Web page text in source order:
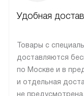
Удобная
Товары с
доставляются
по Москве и в
и отдельная
не